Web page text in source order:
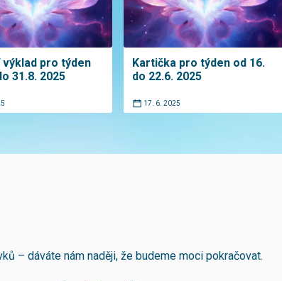
výklad pro týden
31.8. 2025
Kartička pro týden od 16.
do 22.6. 2025
17. 6. 2025
– dáváte nám naději, že budeme moci pokračovat.